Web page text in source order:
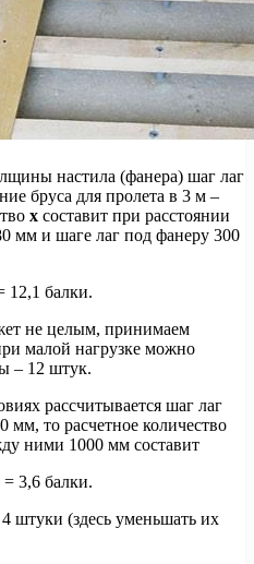
настила (фанера) шаг лаг
бруса для пролета в 3 м –
х составит при расстоянии
мм и шаге лаг под фанеру 300
12,1 балки.
не целым, принимаем
малой нагрузке можно
– 12 штук.
рассчитывается шаг лаг
мм, то расчетное количество
ними 1000 мм составит
3,6 балки.
штуки (здесь уменьшать их